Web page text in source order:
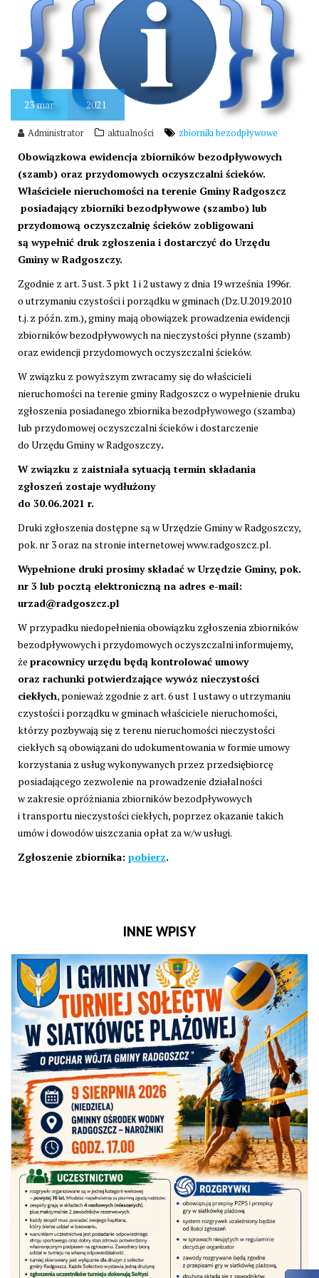
23mar 2021
Administrator aktualności zbiorniki bezodpływowe
Obowiązkowa ewidencja zbiorników bezodpływowych
(szamb) oraz przydomowych oczyszczalni ścieków.
Właściciele nieruchomości na terenie Gminy Radgoszcz
posiadający zbiorniki bezodpływowe (szambo) lub
przydomową oczyszczalnię ścieków zobligowani
są wypełnić druk zgłoszenia i dostarczyć do Urzędu
Gminy w Radgoszczy.
Zgodnie z art. 3 ust. 3 pkt 1 i 2 ustawy z dnia 19 września 1996r.
o utrzymaniu czystości i porządku w gminach (Dz.U.2019.2010
t.j. z późn. zm.), gminy mają obowiązek prowadzenia ewidencji
zbiorników bezodpływowych na nieczystości płynne (szamb)
oraz ewidencji przydomowych oczyszczalni ścieków.
W związku z powyższym zwracamy się do właścicieli
nieruchomości na terenie gminy Radgoszcz o wypełnienie druku
zgłoszenia posiadanego zbiornika bezodpływowego (szamba)
lub przydomowej oczyszczalni ścieków i dostarczenie
do Urzędu Gminy w Radgoszczy.
W związku z zaistniała sytuacją termin składania
zgłoszeń zostaje wydłużony
do 30.06.2021 r.
Druki zgłoszenia dostępne są w Urzędzie Gminy w Radgoszczy,
pok. nr 3 oraz na stronie internetowej www.radgoszcz.pl.
Wypełnione druki prosimy składać w Urzędzie Gminy, pok.
nr 3 lub pocztą elektroniczną na adres e-mail:
urzad@radgoszcz.pl
W przypadku niedopełnienia obowiązku zgłoszenia zbiorników
bezodpływowych i przydomowych oczyszczalni informujemy,
że pracownicy urzędu będą kontrolować umowy
oraz rachunki potwierdzające wywóz nieczystości
ciekłych, ponieważ zgodnie z art. 6 ust 1 ustawy o utrzymaniu
czystości i porządku w gminach właściciele nieruchomości,
którzy pozbywają się z terenu nieruchomości nieczystości
ciekłych są obowiązani do udokumentowania w formie umowy
korzystania z usług wykonywanych przez przedsiębiorcę
posiadającego zezwolenie na prowadzenie działalności
w zakresie opróżniania zbiorników bezodpływowych
i transportu nieczystości ciekłych, poprzez okazanie takich
umów i dowodów uiszczania opłat za w/w usługi.
Zgłoszenie zbiornika: pobierz.
INNE WPISY